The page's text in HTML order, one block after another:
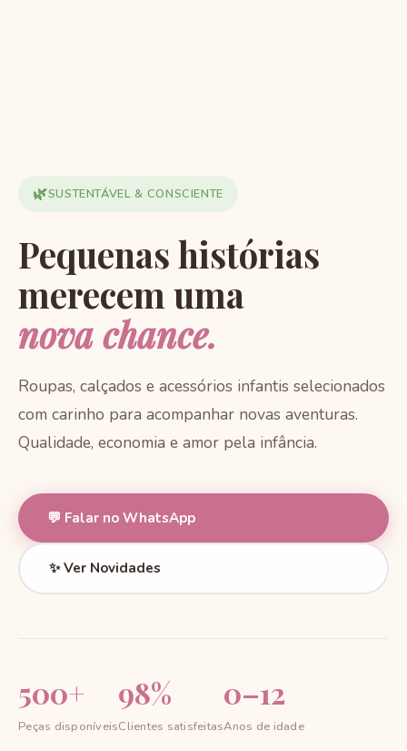
🌿SUSTENTÁVEL & CONSCIENTE
Pequenas histórias
merecem uma
nova chance.
Roupas, calçados e acessórios infantis selecionados
com carinho para acompanhar novas aventuras.
Qualidade, economia e amor pela infância.
💬 Falar no WhatsApp
✨ Ver Novidades
500+
Peças disponíveis
98%
Clientes satisfeitas
0–12
Anos de idade